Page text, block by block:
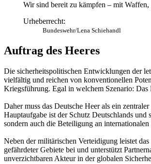
Wir sind bereit zu kämpfen – mit
Urheberrecht:
Bundeswehr/Lena Schiehandl
Auftrag des Heeres
Die sicherheitspolitischen Entwicklungen der
vielfältig und reichen von konventionellen
Kriegsführung. Egal in welchem Szenario:
Daher muss das Deutsche Heer als ein
Hauptaufgabe ist der Schutz Deutschlands
sondern auch die Beteiligung an
Neben der militärischen Verteidigung leistet
gefährdeter Gebiete bei und unterstützt
unverzichtbaren Akteur in der globalen